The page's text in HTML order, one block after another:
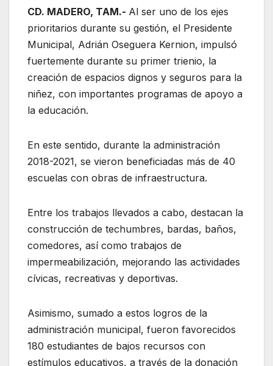
CD. MADERO, TAM.- Al ser uno de los ejes
prioritarios durante su gestión, el Presidente
Municipal, Adrián Oseguera Kernion, impulsó
fuertemente durante su primer trienio, la
creación de espacios dignos y seguros para la
niñez, con importantes programas de apoyo a
la educación.
En este sentido, durante la administración
2018-2021, se vieron beneficiadas más de 40
escuelas con obras de infraestructura.
Entre los trabajos llevados a cabo, destacan la
construcción de techumbres, bardas, baños,
comedores, así como trabajos de
impermeabilización, mejorando las actividades
cívicas, recreativas y deportivas.
Asimismo, sumado a estos logros de la
administración municipal, fueron favorecidos
180 estudiantes de bajos recursos con
estímulos educativos, a través de la donación